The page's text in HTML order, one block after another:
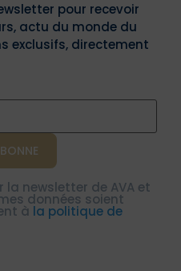
pour recevoir
actu du monde du
exclusifs, directement
la newsletter de AVA et
données soient
à la politique de